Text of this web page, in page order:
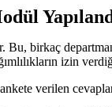
Bu, birkaç
izin
verilen